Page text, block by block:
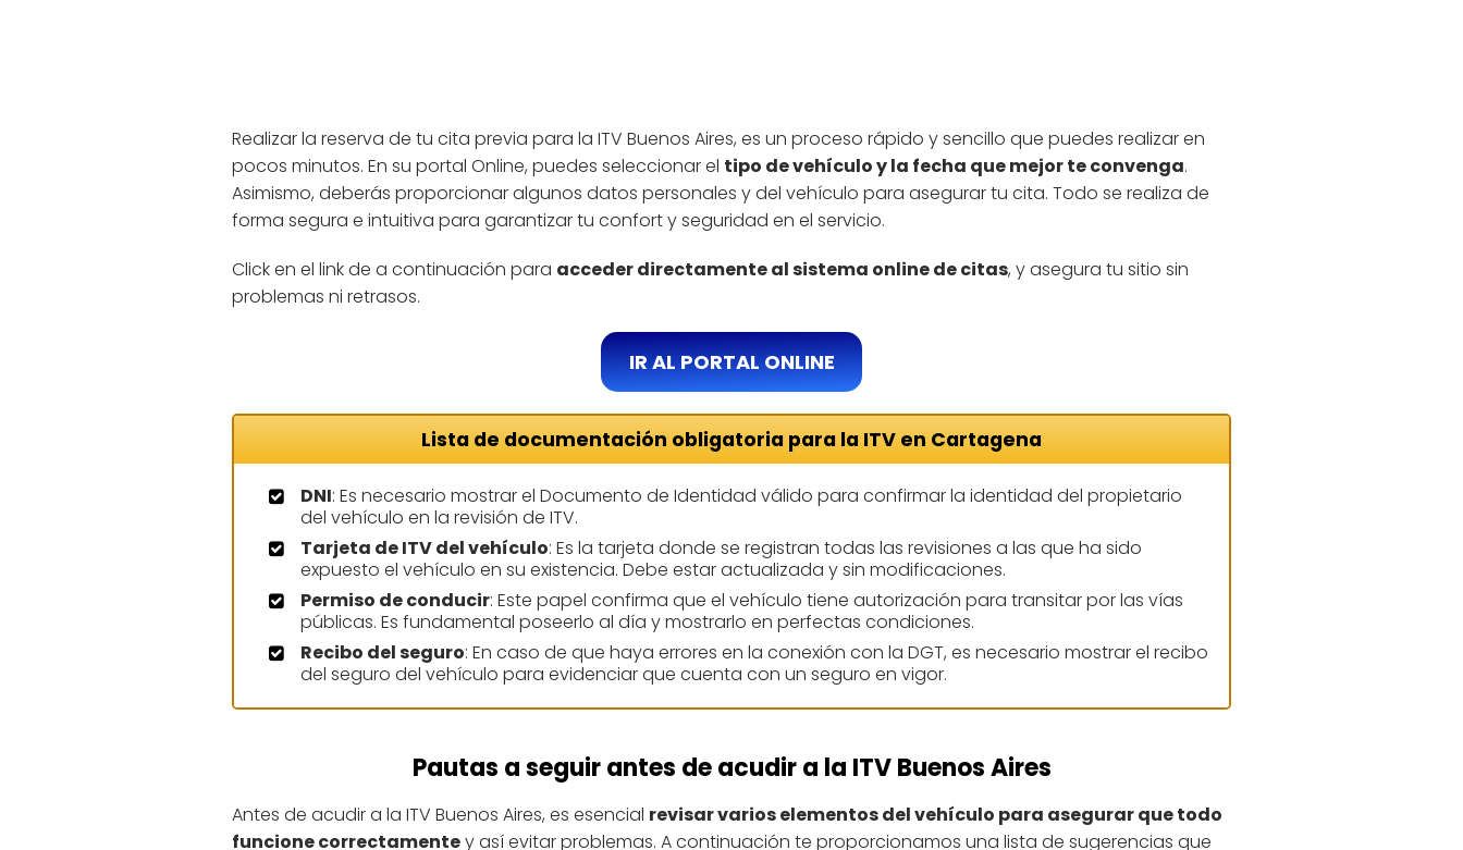
Realizar la reserva de tu cita previa para la ITV Buenos Aires, es un proceso rápido y sencillo que puedes realizar en
pocos minutos. En su portal Online, puedes seleccionar el tipo de vehículo y la fecha que mejor te convenga.
Asimismo, deberás proporcionar algunos datos personales y del vehículo para asegurar tu cita. Todo se realiza de
forma segura e intuitiva para garantizar tu confort y seguridad en el servicio.
Click en el link de a continuación para acceder directamente al sistema online de citas, y asegura tu sitio sin
problemas ni retrasos.
IR AL PORTAL ONLINE
Lista de documentación obligatoria para la ITV en Cartagena
DNI: Es necesario mostrar el Documento de Identidad válido para confirmar la identidad del propietario
del vehículo en la revisión de ITV.
Tarjeta de ITV del vehículo: Es la tarjeta donde se registran todas las revisiones a las que ha sido
expuesto el vehículo en su existencia. Debe estar actualizada y sin modificaciones.
Permiso de conducir: Este papel confirma que el vehículo tiene autorización para transitar por las vías
públicas. Es fundamental poseerlo al día y mostrarlo en perfectas condiciones.
Recibo del seguro: En caso de que haya errores en la conexión con la DGT, es necesario mostrar el recibo
del seguro del vehículo para evidenciar que cuenta con un seguro en vigor.
Pautas a seguir antes de acudir a la ITV Buenos Aires
Antes de acudir a la ITV Buenos Aires, es esencial revisar varios elementos del vehículo para asegurar que todo
funcione correctamentey así evitar problemas. A continuación te proporcionamos una lista de sugerencias que